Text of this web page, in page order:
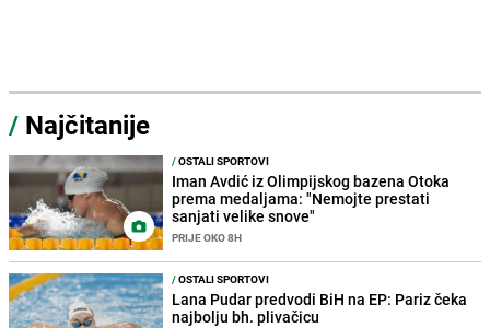
/ Najčitanije
/OSTALI SPORTOVI
Iman Avdić iz Olimpijskog bazena Otoka
prema medaljama: "Nemojte prestati
sanjati velike snove"
PRIJE OKO 8H
/OSTALI SPORTOVI
Lana Pudar predvodi BiH na EP: Pariz čeka
najbolju bh. plivačicu